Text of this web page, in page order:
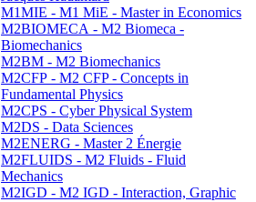
M1MIE - M1 MiE - Master in Economics
M2BIOMECA - M2 Biomeca -
Biomechanics
M2BM - M2 Biomechanics
M2CFP - M2 CFP - Concepts in
Fundamental Physics
M2CPS - Cyber Physical System
M2DS - Data Sciences
M2ENERG - Master 2 Énergie
M2FLUIDS - M2 Fluids - Fluid
Mechanics
M2IGD - M2 IGD - Interaction, Graphic